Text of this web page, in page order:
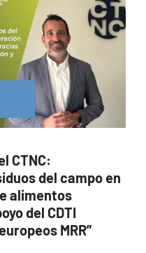
CTNC:
del campo en
alimentos
del CDTI
MRR”